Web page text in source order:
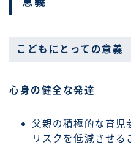
こどもにとっての意義
心身の健全な発達
父親の積極的な育児
リスクを低減させる